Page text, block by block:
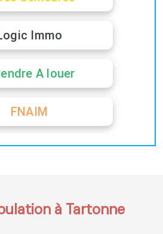
Immo
A louer
FNAIM
à Tartonne